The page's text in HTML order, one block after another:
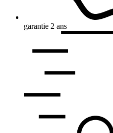
garantie 2 ans